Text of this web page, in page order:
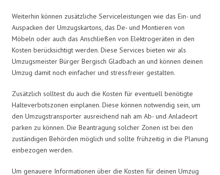
Weiterhin können zusätzliche Serviceleistungen wie das Ein- und
Auspacken der Umzugskartons, das De- und Montieren von
Möbeln oder auch das Anschließen von Elektrogeräten in den
Kosten berücksichtigt werden. Diese Services bieten wir als
Umzugsmeister Bürger Bergisch Gladbach an und können deinen
Umzug damit noch einfacher und stressfreier gestalten.
Zusätzlich solltest du auch die Kosten für eventuell benötigte
Halteverbotszonen einplanen. Diese können notwendig sein, um
den Umzugstransporter ausreichend nah am Ab- und Anladeort
parken zu können. Die Beantragung solcher Zonen ist bei den
zuständigen Behörden möglich und sollte frühzeitig in die Planung
einbezogen werden.
Um genauere Informationen über die Kosten für deinen Umzug